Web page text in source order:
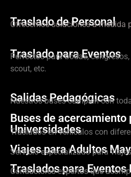
Traslado de Personal
Ofrecemos soluciones a medida
Traslado para Eventos
Perfectos para bodas,
scout, etc.
Salidas Pedagógicas
Nuestros buses cumplen con
Buses de acercamiento
Universidades
Traslados en vehículos con
Viajes para Adultos
Servicio especializado para
Traslados para Eventos
Conductores expertos que